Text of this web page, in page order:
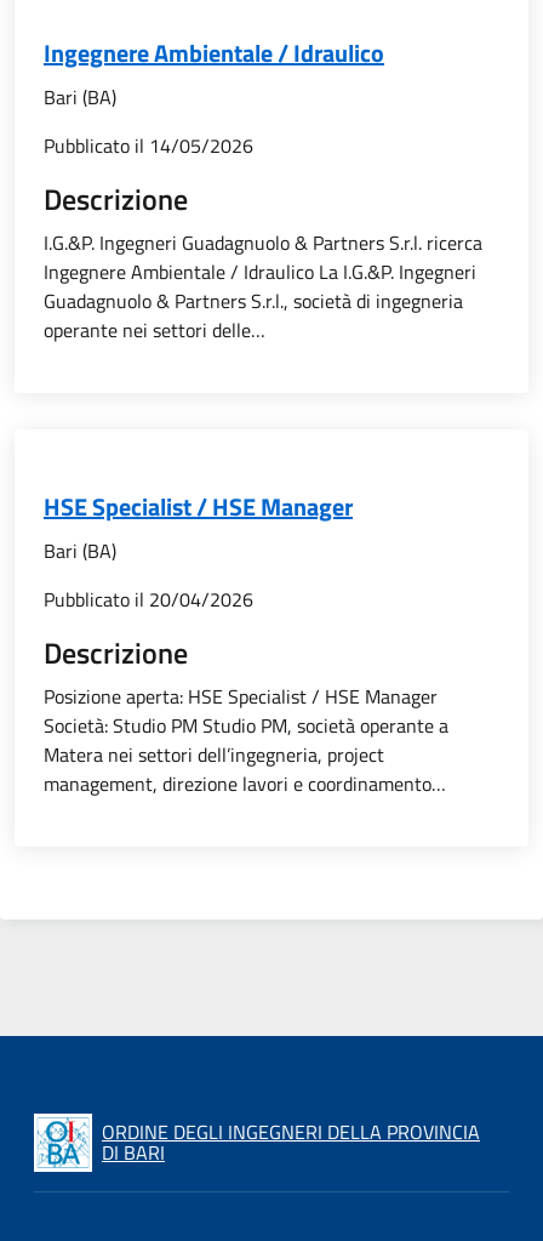
Ingegnere Ambientale / Idraulico
Bari (BA)
Pubblicato il 14/05/2026
Descrizione
I.G.&P. Ingegneri Guadagnuolo & Partners S.r.l. ricerca
Ingegnere Ambientale / Idraulico La I.G.&P. Ingegneri
Guadagnuolo & Partners S.r.l., società di ingegneria
operante nei settori delle…
HSE Specialist / HSE Manager
Bari (BA)
Pubblicato il 20/04/2026
Descrizione
Posizione aperta: HSE Specialist / HSE Manager
Società: Studio PM Studio PM, società operante a
Matera nei settori dell’ingegneria, project
management, direzione lavori e coordinamento…
ORDINE DEGLI INGEGNERI DELLA PROVINCIA
DI BARI